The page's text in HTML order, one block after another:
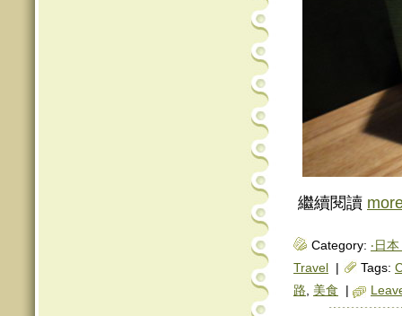
繼續閱讀
Category: ‧日
Travel
Tags:
路, 美食